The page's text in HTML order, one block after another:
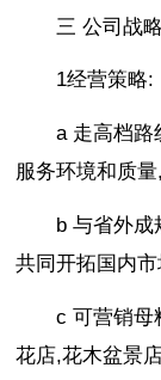
三 公司战
1经营策略:
a 走高档路
服务环境和质
b 与省外成
共同开拓国内市
c 可营销母
花店,花木盆景